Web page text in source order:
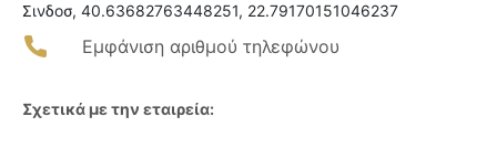
Σινδοσ, 40.63682763448251, 22.79170151046237
Εμφάνιση αριθμού τηλεφώνου
Σχετικά με την εταιρεία: